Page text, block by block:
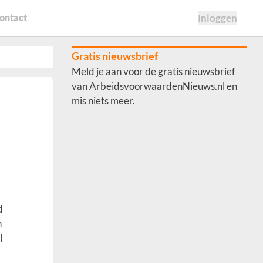
Inloggen
Gratis nieuwsbrief
Meld je aan voor de gratis nieuwsbrief
van ArbeidsvoorwaardenNieuws.nl en
mis niets meer.